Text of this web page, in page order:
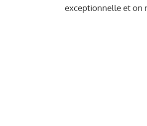
exceptionnelle et on